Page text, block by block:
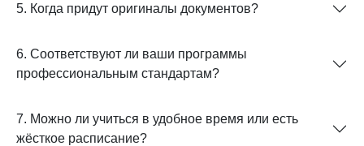
5. Когда придут оригиналы документов?
6. Соответствуют ли ваши программы
профессиональным стандартам?
7. Можно ли учиться в удобное время или есть
жёсткое расписание?